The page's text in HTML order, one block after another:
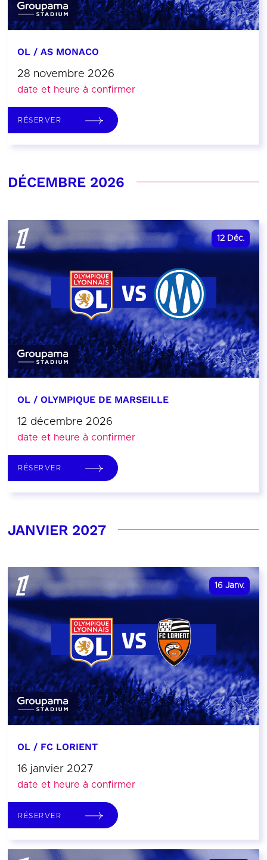
OL / AS MONACO
28 novembre 2026
date et heure à confirmer
RÉSERVER
DÉCEMBRE 2026
12 Déc.
OL / OLYMPIQUE DE MARSEILLE
12 décembre 2026
date et heure à confirmer
RÉSERVER
JANVIER 2027
16 Janv.
OL / FC LORIENT
16 janvier 2027
date et heure à confirmer
RÉSERVER